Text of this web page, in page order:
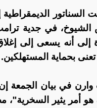
السناتور
في جدية
إلى أنه يسعى إلى
تعنى بحماية المستهلكين.
وارن في بيان الجمعة
هو أمر يثير